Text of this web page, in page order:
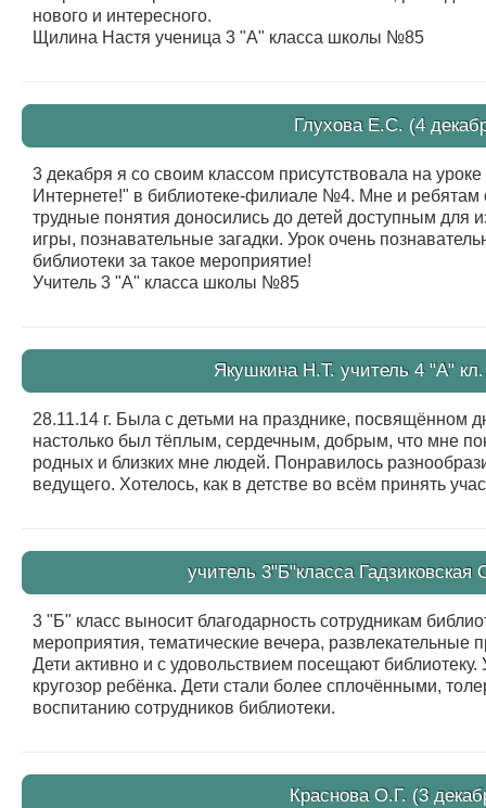
нового и интересного.
Щилина Настя ученица 3 "А" класса школы №85
Глухова Е.С. (4
3 декабря я со своим классом присутствовала на
Интернете!" в библиотеке-филиале №4. Мне и ребятам
трудные понятия доносились до детей доступным для
игры, познавательные загадки. Урок очень
библиотеки за такое мероприятие!
Учитель 3 "А" класса школы №85
Якушкина Н.Т. учитель 4 "А"
28.11.14 г. Была с детьми на празднике, посвящённом
настолько был тёплым, сердечным, добрым, что мне
родных и близких мне людей. Понравилось
ведущего. Хотелось, как в детстве во всём принять
учитель 3"Б"класса
3 "Б" класс выносит благодарность сотрудникам
мероприятия, тематические вечера,
Дети активно и с удовольствием посещают
кругозор ребёнка. Дети стали более сплочёнными,
воспитанию сотрудников библиотеки.
Краснова О.Г. (3